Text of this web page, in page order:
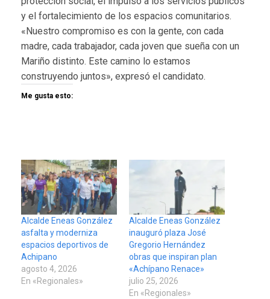
y el fortalecimiento de los espacios comunitarios.
«Nuestro compromiso es con la gente, con cada
madre, cada trabajador, cada joven que sueña con un
Mariño distinto. Este camino lo estamos
construyendo juntos», expresó el candidato.
Me gusta esto:
Alcalde Eneas González
asfalta y moderniza
espacios deportivos de
Achipano
agosto 4, 2026
En «Regionales»
Alcalde Eneas González
inauguró plaza José
Gregorio Hernández
obras que inspiran plan
«Achípano Renace»
julio 25, 2026
En «Regionales»